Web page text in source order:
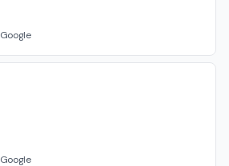
Google
Google